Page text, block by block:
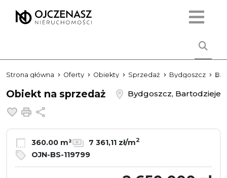
Strona główna Oferty Obiekty Sprzedaż Bydgoszcz
Obiekt na sprzedaż
Bydgoszcz, Bartodzieje
Dodaj do ulubionych
Drukuj
360.00 m² 7 361,11 zł/m2
OJN-BS-119799